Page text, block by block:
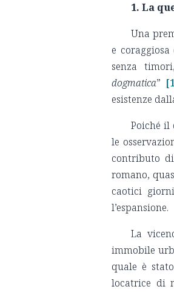
1. La
Una
e
senza
dogmatica”
esistenze
Poiché il
le
contributo
romano,
caotici
l’espansione.
La
immobile
quale è
locatrice di